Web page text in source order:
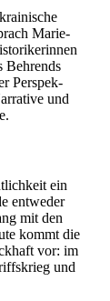
Marie­
Beh­rends
Perspek­
und
ein
entweder
mit den
kommt die
vor: im
und